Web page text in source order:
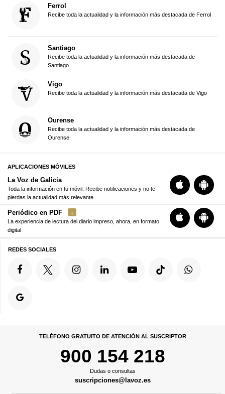
Ferrol
Recibe toda la actualidad y la información más destacada de Ferrol
Santiago
Recibe toda la actualidad y la información más destacada de
Santiago
Vigo
Recibe toda la actualidad y la información más destacada de Vigo
Ourense
Recibe toda la actualidad y la información más destacada de
Ourense
APLICACIONES MÓVILES
La Voz de Galicia
Toda la información en tu móvil. Recibe notificaciones y no te
pierdas la actualidad más relevante
Periódico en PDF
La experiencia de lectura del diario impreso, ahora, en formato
digital
REDES SOCIALES
TELÉFONO GRATUITO DE ATENCIÓN AL SUSCRIPTOR
900 154 218
Dudas o consultas
suscripciones@lavoz.es